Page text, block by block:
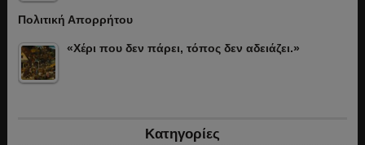
Πολιτική Απορρήτου
«Χέρι που δεν πάρει, τόπος δεν αδειάζει.»
Κατηγορίες